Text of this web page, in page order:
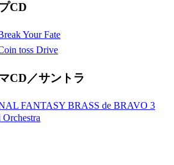
CD
Your Fate
toss Drive
CD／サントラ
FANTASY BRASS de BRAVO 3